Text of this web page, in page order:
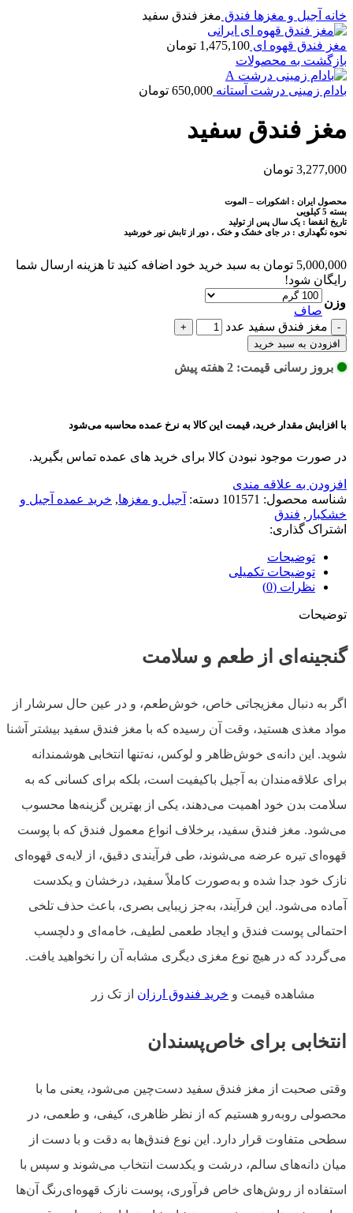
خانه آجیل و مغزها فندق مغز فندق سفید
مغز فندق قهوه ای 1,475,100 تومان
بازگشت به محصولات
بادام زمینی درشت آستانه 650,000 تومان
مغز فندق سفید
3,277,000 تومان
محصول ایران : اشکورات – الموت
بسته 5 کیلویی
تاریخ انقضا : یک سال پس از تولید
نحوه نگهداری : در جای خشک و خنک ، دور از تابش نور خورشید
5,000,000 تومان به سبد خرید خود اضافه کنید تا هزینه ارسال شما
رایگان شود!
وزن
صاف
مغز فندق سفید عدد
افزودن به سبد خرید
بروز رسانی قیمت: 2 هفته پیش
با افزایش مقدار خرید، قیمت این کالا به نرخ عمده محاسبه می‌شود
در صورت موجود نبودن کالا برای خرید های عمده تماس بگیرید.
افزودن به علاقه مندی
شناسه محصول: 101571 دسته: آجیل و مغزها, خرید عمده آجیل و
خشکبار , فندق
اشتراک گذاری:
توضیحات
توضیحات تکمیلی
نظرات (0)
توضیحات
گنجینه‌ای از طعم و سلامت
اگر به دنبال مغزیجاتی خاص، خوش‌طعم، و در عین حال سرشار از
مواد مغذی هستید، وقت آن رسیده که با مغز فندق سفید بیشتر آشنا
شوید. این دانه‌ی خوش‌ظاهر و لوکس، نه‌تنها انتخابی هوشمندانه
برای علاقه‌مندان به آجیل باکیفیت است، بلکه برای کسانی که به
سلامت بدن خود اهمیت می‌دهند، یکی از بهترین گزینه‌ها محسوب
می‌شود. مغز فندق سفید، برخلاف انواع معمول فندق که با پوست
قهوه‌ای تیره عرضه می‌شوند، طی فرآیندی دقیق، از لایه‌ی قهوه‌ای
نازک خود جدا شده و به‌صورت کاملاً سفید، درخشان و یکدست
آماده می‌شود. این فرآیند، به‌جز زیبایی بصری، باعث حذف تلخی
احتمالی پوست فندق و ایجاد طعمی لطیف، خامه‌ای و دلچسب
می‌گردد که در هیچ نوع مغزی دیگری مشابه آن را نخواهید یافت.
مشاهده قیمت و خرید فندوق ارزان از تک زر
انتخابی برای خاص‌پسندان
وقتی صحبت از مغز فندق سفید دست‌چین می‌شود، یعنی ما با
محصولی روبه‌رو هستیم که از نظر ظاهری، کیفی، و طعمی، در
سطحی متفاوت قرار دارد. این نوع فندق‌ها به دقت و با دست از
میان دانه‌های سالم، درشت و یکدست انتخاب می‌شوند و سپس با
استفاده از روش‌های خاص فرآوری، پوست نازک قهوه‌ای‌رنگ آن‌ها